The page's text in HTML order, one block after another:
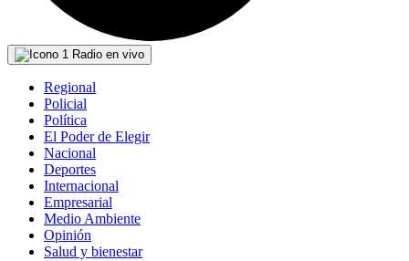
Radio en vivo
Regional
Policial
Política
El Poder de Elegir
Nacional
Deportes
Internacional
Empresarial
Medio Ambiente
Opinión
Salud y bienestar